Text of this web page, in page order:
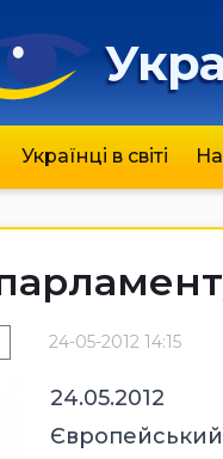
Українці в світі
24-05-2012 14:15
24.05.2012